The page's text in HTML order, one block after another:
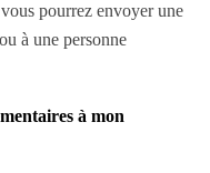
pourrez envoyer une
à une personne
à mon